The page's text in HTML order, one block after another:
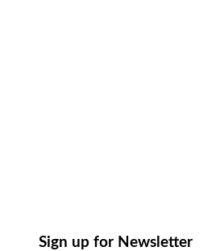
Sign up for Newsletter